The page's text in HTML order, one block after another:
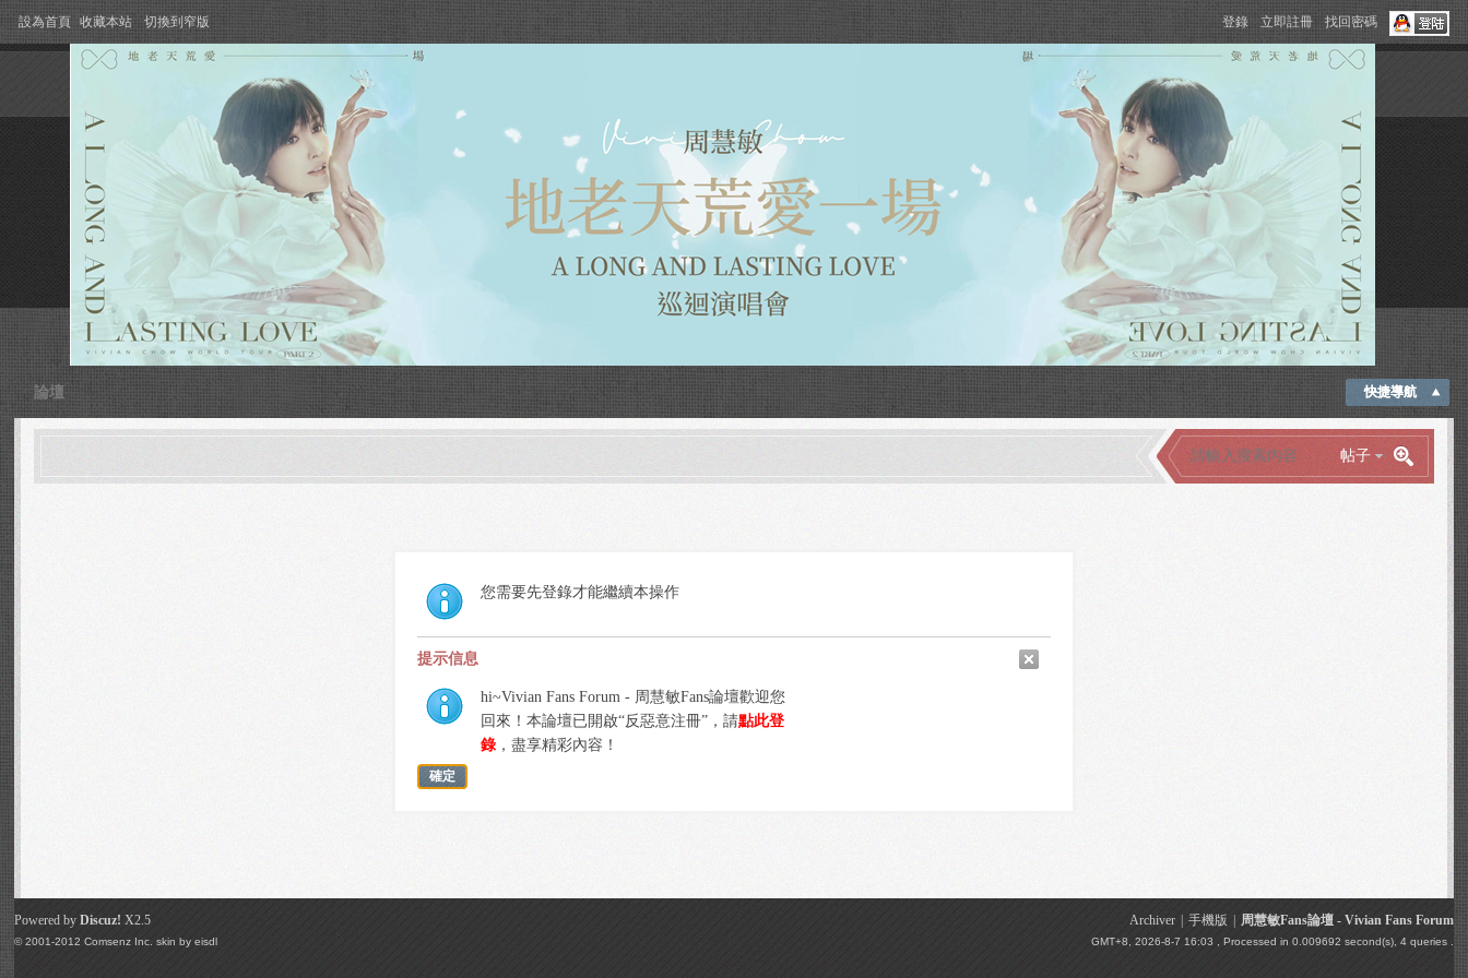
設為首頁 收藏本站 切換到窄版 登錄 立即註冊 找回密碼
快捷導航
論壇
帖子
您需要先登錄才能繼續本操作
提示信息
hi~Vivian Fans Forum - 周慧敏Fans論壇歡迎您
回來！本論壇已開啟“反惡意注冊”，請點此登
錄，盡享精彩內容！
確定
Archiver 手機版 周慧敏Fans論壇 - Vivian Fans Forum
GMT+8, 2026-8-7 16:03 , Processed in 0.009692 second(s), 4 queries .
Powered byDiscuz! X2.5
© 2001-2012Comsenz Inc. skin byeisdl